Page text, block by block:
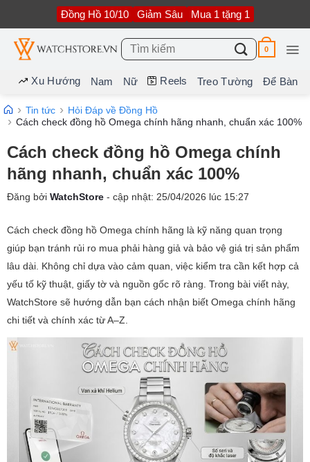
nội
dung
Đồng Hồ 10/10 Giảm Sâu Mua 1 tặng 1
Tìm
kiếm:
0
Xu Hướng Nam Nữ Reels Treo Tường Để Bàn
Tin tức
Hỏi Đáp về Đồng Hồ
Cách check đồng hồ Omega chính hãng nhanh, chuẩn xác 100%
Cách check đồng hồ Omega chính
hãng nhanh, chuẩn xác 100%
Đăng bởi WatchStore - cập nhật: 25/04/2026 lúc 15:27
Cách check đồng hồ Omega chính hãng là kỹ năng quan trọng
giúp bạn tránh rủi ro mua phải hàng giả và bảo vệ giá trị sản phẩm
lâu dài. Không chỉ dựa vào cảm quan, việc kiểm tra cần kết hợp cả
yếu tố kỹ thuật, giấy tờ và nguồn gốc rõ ràng. Trong bài viết này,
WatchStore sẽ hướng dẫn bạn cách nhận biết Omega chính hãng
chi tiết và chính xác từ A–Z.